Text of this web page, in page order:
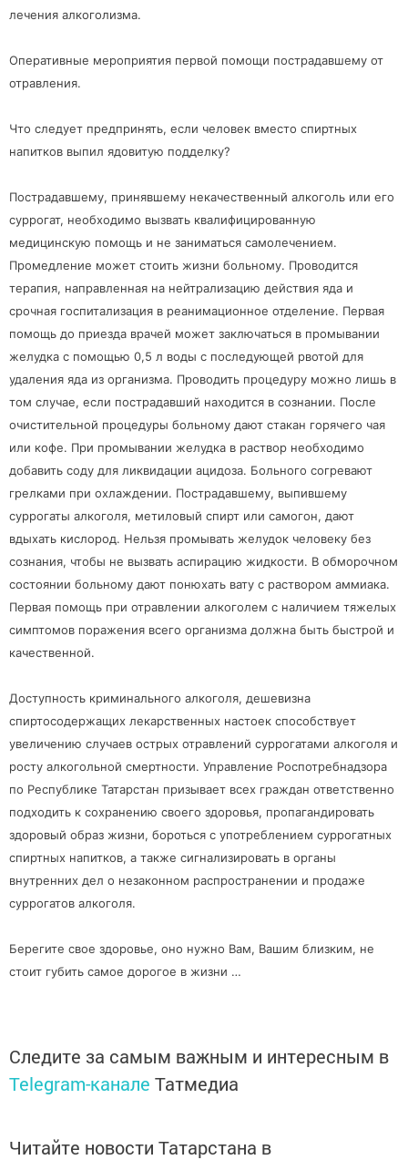
лечения алкоголизма.
Оперативные мероприятия первой помощи пострадавшему от
отравления.
Что следует предпринять, если человек вместо спиртных
напитков выпил ядовитую подделку?
Пострадавшему, принявшему некачественный алкоголь или его
суррогат, необходимо вызвать квалифицированную
медицинскую помощь и не заниматься самолечением.
Промедление может стоить жизни больному. Проводится
терапия, направленная на нейтрализацию действия яда и
срочная госпитализация в реанимационное отделение. Первая
помощь до приезда врачей может заключаться в промывании
желудка с помощью 0,5 л воды с последующей рвотой для
удаления яда из организма. Проводить процедуру можно лишь в
том случае, если пострадавший находится в сознании. После
очистительной процедуры больному дают стакан горячего чая
или кофе. При промывании желудка в раствор необходимо
добавить соду для ликвидации ацидоза. Больного согревают
грелками при охлаждении. Пострадавшему, выпившему
суррогаты алкоголя, метиловый спирт или самогон, дают
вдыхать кислород. Нельзя промывать желудок человеку без
сознания, чтобы не вызвать аспирацию жидкости. В обморочном
состоянии больному дают понюхать вату с раствором аммиака.
Первая помощь при отравлении алкоголем с наличием тяжелых
симптомов поражения всего организма должна быть быстрой и
качественной.
Доступность криминального алкоголя, дешевизна
спиртосодержащих лекарственных настоек способствует
увеличению случаев острых отравлений суррогатами алкоголя и
росту алкогольной смертности. Управление Роспотребнадзора
по Республике Татарстан призывает всех граждан ответственно
подходить к сохранению своего здоровья, пропагандировать
здоровый образ жизни, бороться с употреблением суррогатных
спиртных напитков, а также сигнализировать в органы
внутренних дел о незаконном распространении и продаже
суррогатов алкоголя.
Берегите свое здоровье, оно нужно Вам, Вашим близким, не
стоит губить самое дорогое в жизни …
Следите за самым важным и интересным в
Telegram-канале Татмедиа
Читайте новости Татарстана в